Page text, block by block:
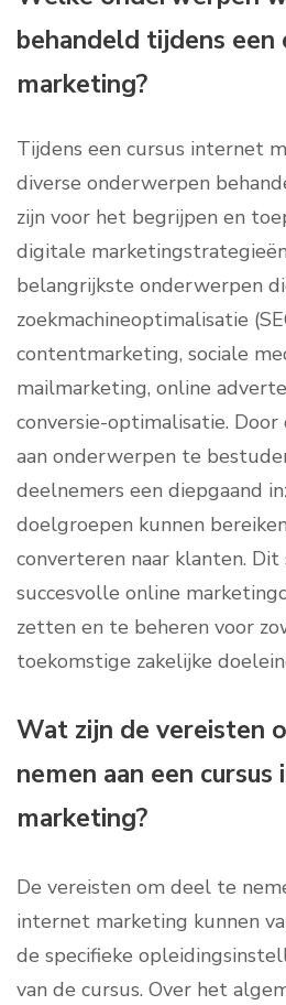
behandeld tijdens een
marketing?
Tijdens een cursus internet
diverse onderwerpen
zijn voor het begrijpen en
digitale
belangrijkste onderwerpen
zoekmachineoptimalisatie
contentmarketing, sociale
mailmarketing, online
conversie-optimalisatie.
aan onderwerpen te
deelnemers een diepgaand
doelgroepen kunnen
converteren naar klanten.
succesvolle online
zetten en te beheren voor
toekomstige zakelijke
Wat zijn de vereisten
nemen aan een
marketing?
De vereisten om deel te
internet marketing kunnen
de specifieke
van de cursus. Over het